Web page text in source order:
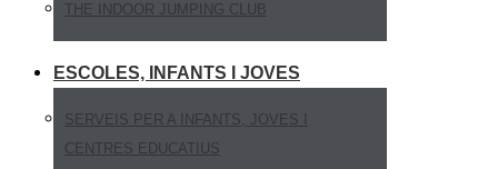
THE INDOOR JUMPING CLUB
ESCOLES, INFANTS I JOVES
SERVEIS PER A INFANTS, JOVES I
CENTRES EDUCATIUS